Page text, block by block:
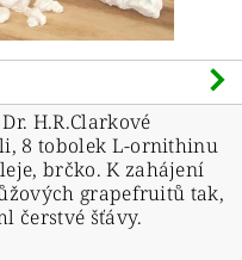
H.R.Clarkové
8 tobolek L-ornithinu
brčko. K zahájení
grapefruitů tak,
čerstvé šťávy.